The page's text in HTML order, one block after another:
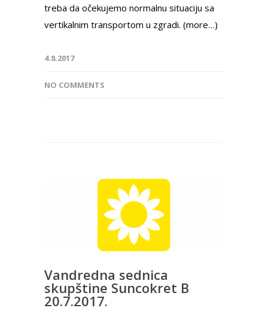
treba da očekujemo normalnu situaciju sa
vertikalnim transportom u zgradi. (more…)
4.8.2017
NO COMMENTS
Vandredna sednica
skupštine Suncokret B
20.7.2017.